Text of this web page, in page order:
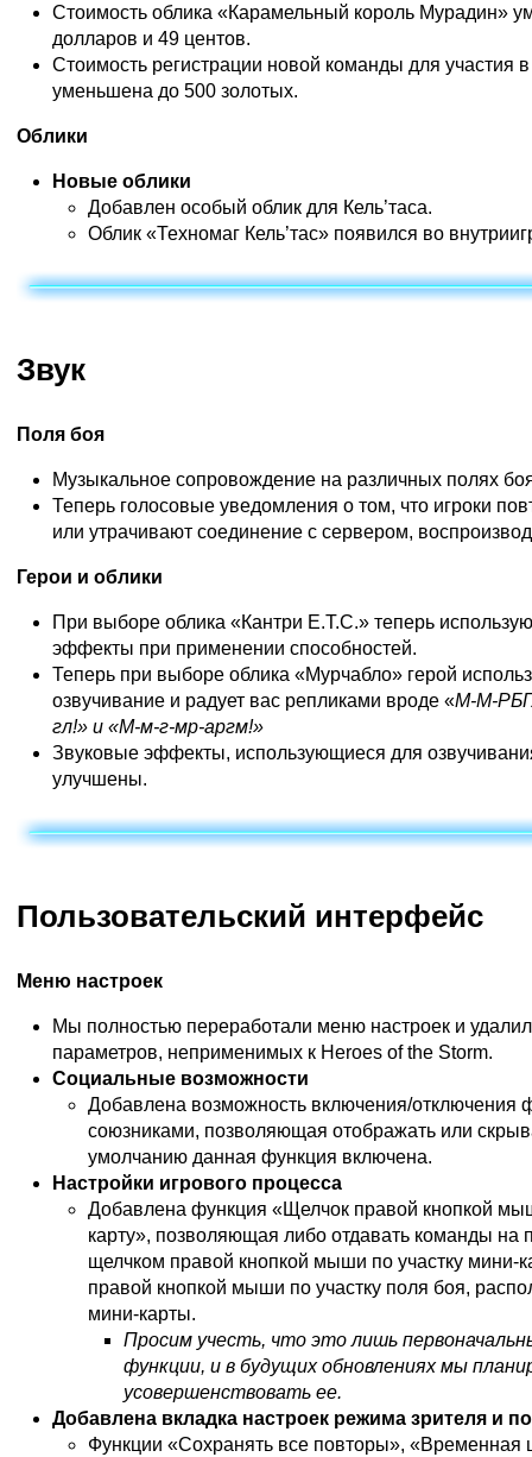
Стоимость облика «Карамельный король Мурадин»
долларов и 49 центов.
Стоимость регистрации новой команды для участия
уменьшена до 500 золотых.
Облики
Новые облики
Добавлен особый облик для Кель’таса.
Облик «Техномаг Кель’тас» появился во
Звук
Поля боя
Музыкальное сопровождение на различных полях
Теперь голосовые уведомления о том, что игроки
или утрачивают соединение с сервером,
Герои и облики
При выборе облика «Кантри E.T.C.» теперь
эффекты при применении способностей.
Теперь при выборе облика «Мурчабло» герой
озвучивание и радует вас репликами вроде «М-М-
гл!» и «М-м-г-мр-аргм!»
Звуковые эффекты, использующиеся для
улучшены.
Пользовательский интерфейс
Меню настроек
Мы полностью переработали меню настроек и
параметров, неприменимых к Heroes of the Storm.
Социальные возможности
Добавлена возможность включения/отключения
союзниками, позволяющая отображать или
умолчанию данная функция включена.
Настройки игрового процесса
Добавлена функция «Щелчок правой кнопкой
карту», позволяющая либо отдавать команды на
щелчком правой кнопкой мыши по участку мини-
правой кнопкой мыши по участку поля боя,
мини-карты.
Просим учесть, что это лишь
функции, и в будущих обновлениях мы
усовершенствовать ее.
Добавлена вкладка настроек режима зрителя и
Функции «Сохранять все повторы», «Временная